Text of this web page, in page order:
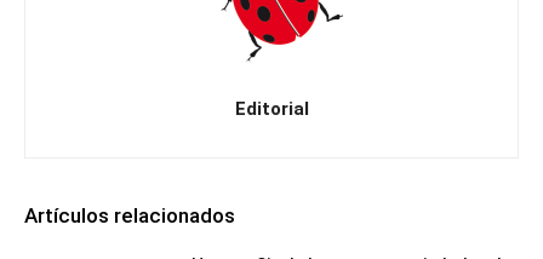
Editorial
Artículos relacionados